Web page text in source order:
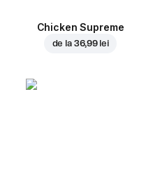
Chicken Supreme
de la 36,99 lei